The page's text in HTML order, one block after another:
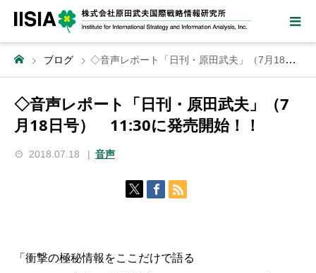
ブログ ◇音声レポート「日刊・原田武夫」（7月18日号） 11:30に発売開始！！
◇音声レポート「日刊・原田武夫」（7
月18日号） 11:30に発売開始！！
2018.07.18 音声
「衝撃の極秘情報をここだけで語る